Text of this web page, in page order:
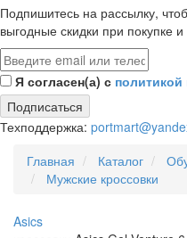
Подпишитесь на рассылку,
выгодные скидки при покупке
Я согласен(а) с
Подписаться
Техподдержка:
Главная
Каталог
Мужские кроссовки
Asics